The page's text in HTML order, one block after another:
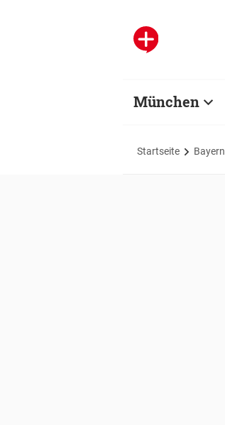
München
Startseite Bayern